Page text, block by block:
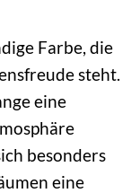
Farbe, die
steht.
eine
besonders
eine